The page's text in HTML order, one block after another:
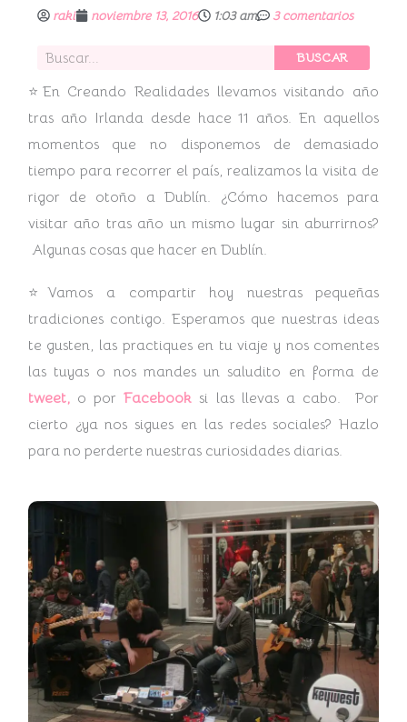
raki noviembre 13, 2016 1:03 am 3 comentarios
Buscar BUSCAR
⭐En Creando Realidades llevamos visitando año
tras año Irlanda desde hace 11 años. En aquellos
momentos que no disponemos de demasiado
tiempo para recorrer el país, realizamos la visita de
rigor de otoño a Dublín. ¿Cómo hacemos para
visitar año tras año un mismo lugar sin aburrirnos?
Algunas cosas que hacer en Dublín.
⭐Vamos a compartir hoy nuestras pequeñas
tradiciones contigo. Esperamos que nuestras ideas
te gusten, las practiques en tu viaje y nos comentes
las tuyas o nos mandes un saludito en forma de
tweet,o porFacebook si las llevas a cabo. Por
cierto ¿ya nos sigues en las redes sociales? Hazlo
para no perderte nuestras curiosidades diarias.